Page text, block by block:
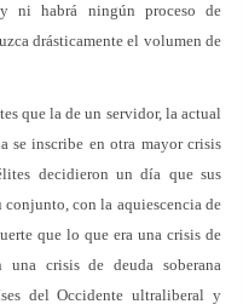
ni habrá ningún proceso de
drásticamente el volumen de
que la de un servidor, la actual
se inscribe en otra mayor crisis
decidieron un día que sus
conjunto, con la aquiescencia de
que lo que era una crisis de
una crisis de deuda soberana
del Occidente ultraliberal y